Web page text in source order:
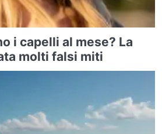
i capelli al mese? La
molti falsi miti